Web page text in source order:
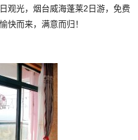
观光，烟台威海蓬莱2日游，免费
快而来，满意而归！